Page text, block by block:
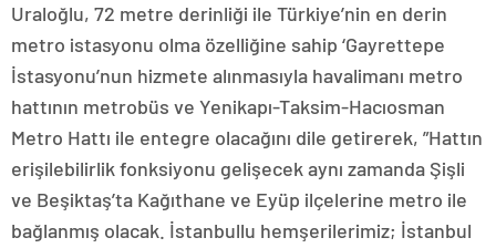
Uraloğlu, 72 metre derinliği ile Türkiye’nin en derin
metro istasyonu olma özelliğine sahip ‘Gayrettepe
İstasyonu’nun hizmete alınmasıyla havalimanı metro
hattının metrobüs ve Yenikapı-Taksim-Hacıosman
Metro Hattı ile entegre olacağını dile getirerek, ”Hattın
erişilebilirlik fonksiyonu gelişecek aynı zamanda Şişli
ve Beşiktaş’ta Kağıthane ve Eyüp ilçelerine metro ile
bağlanmış olacak. İstanbullu hemşerilerimiz; İstanbul